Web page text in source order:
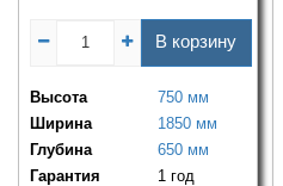
В корзину
Высота
750 мм
Ширина
1850 мм
Глубина
650 мм
Гарантия
1 год